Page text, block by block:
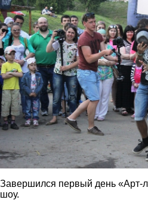
Завершился первый день «Арт-
шоу.